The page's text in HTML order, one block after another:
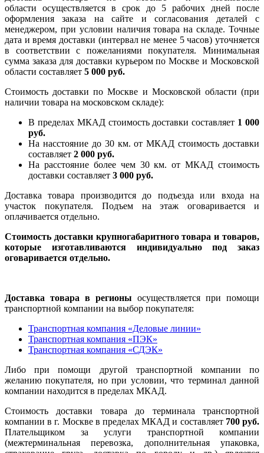
области осуществляется в срок до 5 рабочих дней после
оформления заказа на сайте и согласования деталей с
менеджером, при условии наличия товара на складе. Точные
дата и время доставки (интервал не менее 5 часов) уточняется
в соответствии с пожеланиями покупателя. Минимальная
сумма заказа для доставки курьером по Москве и Московской
области составляет 5 000 руб.
Стоимость доставки по Москве и Московской области (при
наличии товара на московском складе):
В пределах МКАД стоимость доставки составляет 1 000
руб.
На насcтояние до 30 км. от МКАД стоимость доставки
составляет 2 000 руб.
На расстояние более чем 30 км. от МКАД стоимость
доставки составляет 3 000 руб.
Доставка товара производится до подъезда или входа на
участок покупателя. Подъем на этаж оговаривается и
оплачивается отдельно.
Стоимость доставки крупногабаритного товара и товаров,
которые изготавливаются индивидуально под заказ
оговаривается отдельно.
Доставка товара в регионы осуществляется при помощи
транспортной компании на выбор покупателя:
Транспортная компания «Деловые линии»
Транспортная компания «ПЭК»
Транспортная компания «СДЭК»
Либо при помощи другой транспортной компании по
желанию покупателя, но при условии, что терминал данной
компании находится в пределах МКАД.
Стоимость доставки товара до терминала транспортной
компании в г. Москве в пределах МКАД и составляет 700 руб.
Плательщиком за услуги транспортной компании
(межтерминальная перевозка, дополнительная упаковка,